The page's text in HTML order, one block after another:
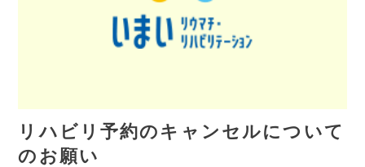
リハビリ予約のキャンセルについて
のお願い